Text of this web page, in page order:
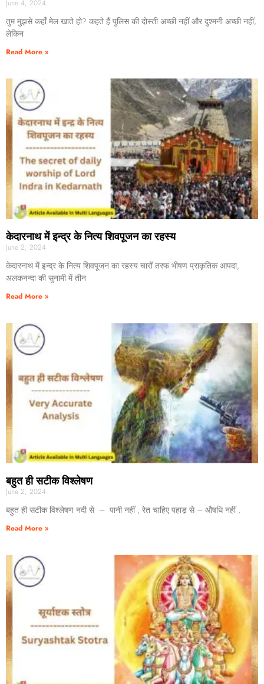
June 4, 2024
तुम मुझसे कहाँ मेल खाते हो? कहते हैं पुलिस की दोस्ती अच्छी नहीं और दुश्मनी अच्छी नहीं,
लेकिन
Read More »
केदारनाथ में इन्द्र के नित्य शिवपूजन का रहस्य
June 2, 2024
केदारनाथ में इन्द्र के नित्य शिवपूजन का रहस्य चारों तरफ भीषण प्राकृतिक आपदा,
अलकनन्दा की सुनामी में तीन
Read More »
बहुत ही सटीक विश्लेषण
June 2, 2024
बहुत ही सटीक विश्लेषण नदी से – पानी नहीं , रेत चाहिए पहाड़ से – औषधि नहीं ,
Read More »